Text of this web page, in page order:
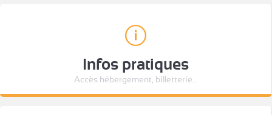
Infos pratiques
Accès hébergement, billetterie...